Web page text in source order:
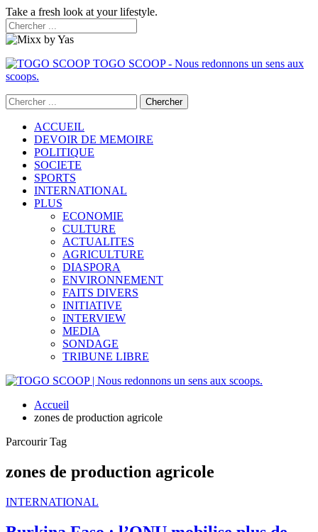
Take a fresh look at your lifestyle.
TOGO SCOOP - Nous redonnons un sens aux
scoops.
ACCUEIL
DEVOIR DE MEMOIRE
POLITIQUE
SOCIETE
SPORTS
INTERNATIONAL
PLUS
ECONOMIE
CULTURE
ACTUALITES
AGRICULTURE
DIASPORA
ENVIRONNEMENT
FAITS DIVERS
INITIATIVE
INTERVIEW
MEDIA
SONDAGE
TRIBUNE LIBRE
Accueil
zones de production agricole
Parcourir Tag
zones de production agricole
INTERNATIONAL